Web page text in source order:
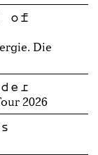
of
Die
2026